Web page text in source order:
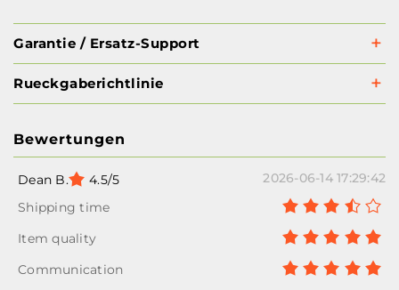
Garantie / Ersatz-Support
Rueckgaberichtlinie
Bewertungen
Dean B. 4.5/5 2026-06-14 17:29:42